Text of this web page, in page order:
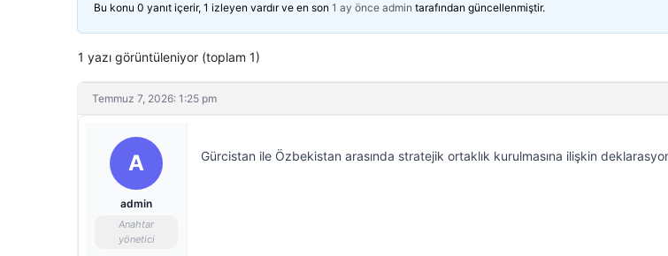
Bu konu 0 yanıt içerir, 1 izleyen vardır ve en son 1 ay önce admin tarafından güncellenmiştir.
1 yazı görüntüleniyor (toplam 1)
Temmuz 7, 2026: 1:25 pm
A
admin
Anahtar
yönetici
Gürcistan ile Özbekistan arasında stratejik ortaklık kurulmasına ilişkin